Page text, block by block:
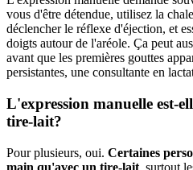
vous d'être détendue, utilisez la
déclencher le réflexe d'éjection, et
doigts autour de l'aréole. Ça peut
avant que les premières gouttes
persistantes, une consultante en
L'expression manuelle est-
tire-lait?
Pour plusieurs, oui. Certaines
main qu'avec un tire-lait, surtout